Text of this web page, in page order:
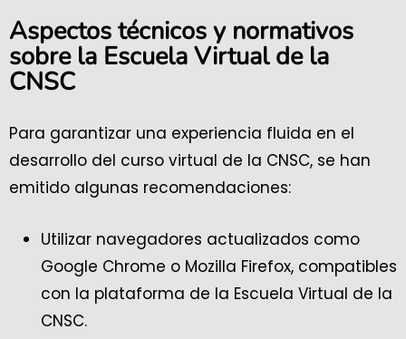
Aspectos técnicos y normativos
sobre la Escuela Virtual de la
CNSC
Para garantizar una experiencia fluida en el
desarrollo del curso virtual de la CNSC, se han
emitido algunas recomendaciones:
Utilizar navegadores actualizados como
Google Chrome o Mozilla Firefox, compatibles
con la plataforma de la Escuela Virtual de la
CNSC.